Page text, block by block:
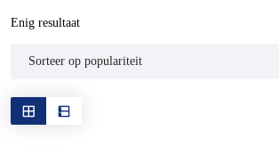
Enig resultaat